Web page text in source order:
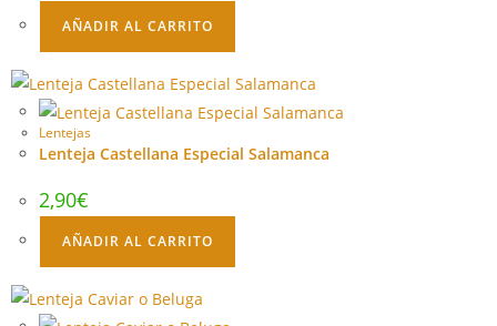
AÑADIR AL CARRITO
Lentejas
Lenteja Castellana Especial Salamanca
2,90€
AÑADIR AL CARRITO